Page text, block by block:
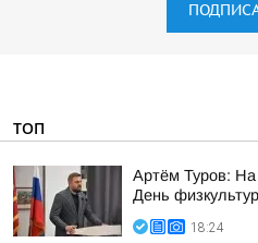
ТОП
Артём Туров:
День
18:24